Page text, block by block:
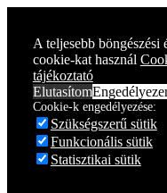
A teljesebb böngészési
cookie-kat használ
tájékoztató
Elutasítom
Cookie-k engedélyezése:
Szükségszerű sütik
Funkcionális sütik
Statisztikai sütik